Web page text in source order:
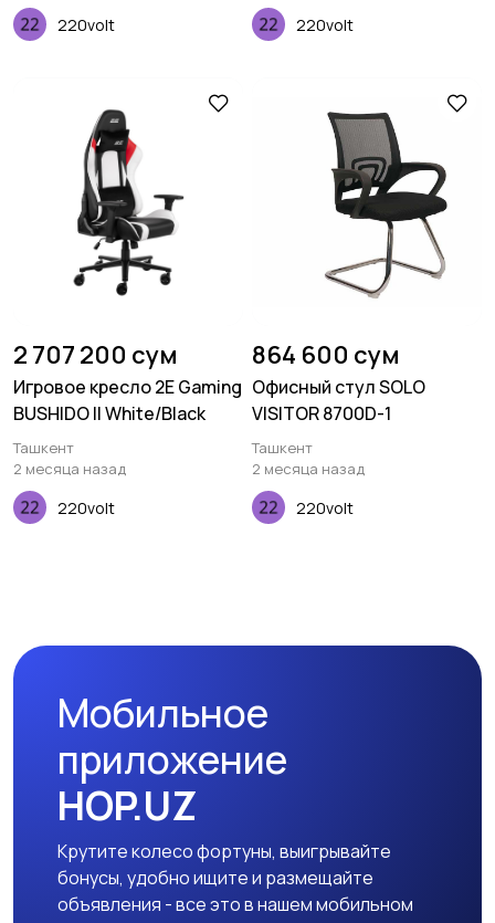
220volt 220volt
2 707 200 сум
Игровое кресло 2E Gaming
BUSHIDO II White/Black
Ташкент
2 месяца назад
220volt
864 600 сум
Офисный стул SOLO
VISITOR 8700D-1
Ташкент
2 месяца назад
220volt
Мобильное
приложение
HOP.UZ
Крутите колесо фортуны, выигрывайте
бонусы, удобно ищите и размещайте
объявления - все это в нашем мобильном